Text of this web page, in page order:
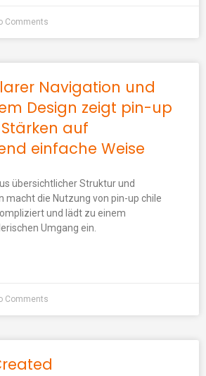
Comments
Navigation und
Design zeigt pin-up
auf
einfache Weise
übersichtlicher Struktur und
macht die Nutzung von pin-up chile
und lädt zu einem
Umgang ein.
Comments